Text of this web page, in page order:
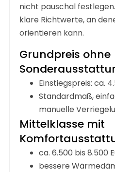
nicht pauschal
klare Richtwerte, an
orientieren kann.
Grundpreis ohne
Einstiegspreis: ca.
Standardmaß,
manuelle
Mittelklasse mit
ca. 6.500 bis 8.500
bessere